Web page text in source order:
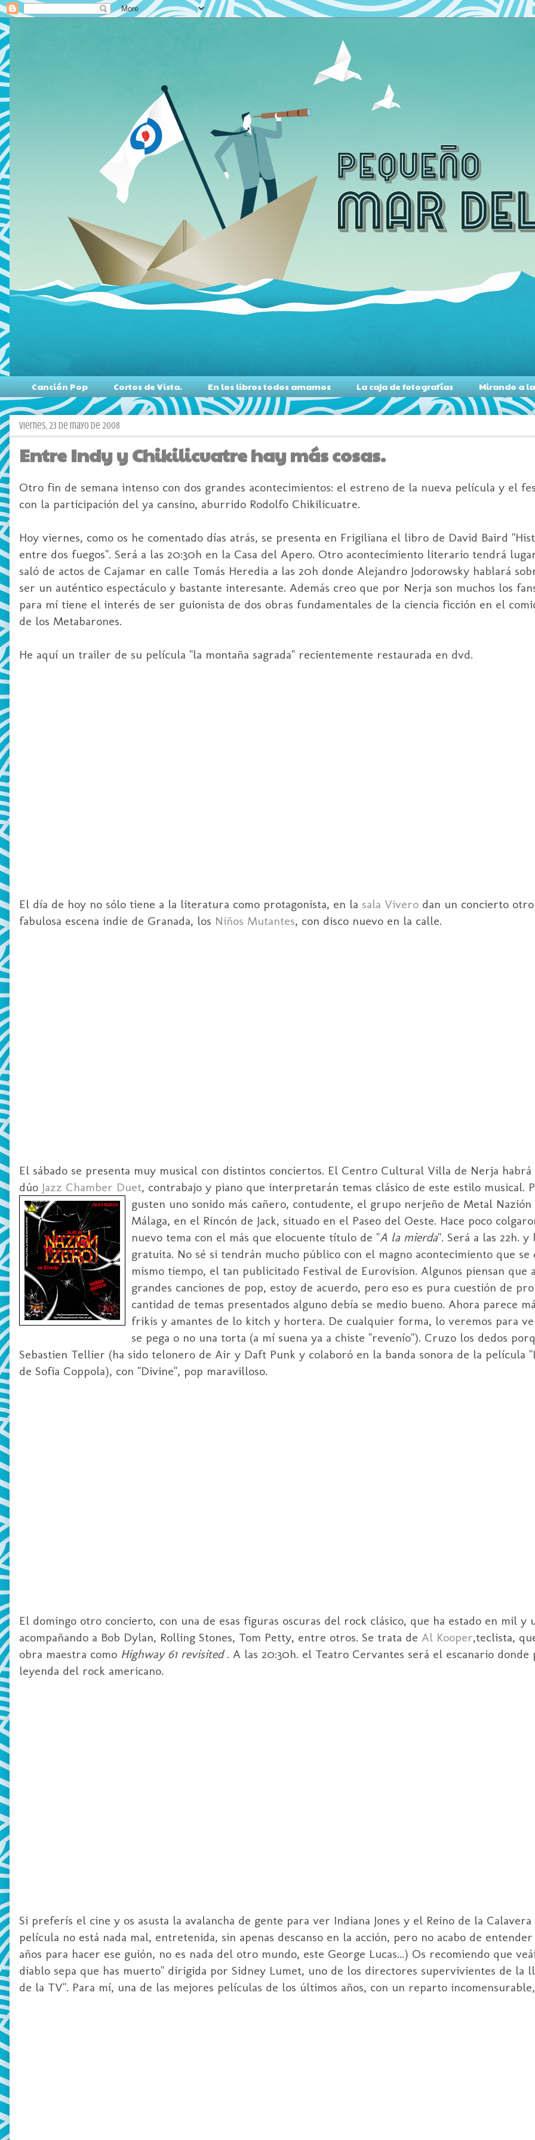
Canción Pop Cortos de Vista. En los libros todos amamos La caja de fotografías Mirando a
viernes, 23 de mayo de 2008
Entre Indy y Chikilicuatre hay más cosas.
Otro fin de semana intenso con dos grandes acontecimientos: el estreno de la nueva película y el
con la participación del ya cansino, aburrido Rodolfo Chikilicuatre.
Hoy viernes, como os he comentado días atrás, se presenta en Frigiliana el libro de David Baird
entre dos fuegos". Será a las 20:30h en la Casa del Apero. Otro acontecimiento literario tendrá
saló de actos de Cajamar en calle Tomás Heredia a las 20h donde Alejandro Jodorowsky hablará
ser un auténtico espectáculo y bastante interesante. Además creo que por Nerja son muchos los
para mí tiene el interés de ser guionista de dos obras fundamentales de la ciencia ficción en el
de los Metabarones.
He aquí un trailer de su película "la montaña sagrada" recientemente restaurada en dvd.
El día de hoy no sólo tiene a la literatura como protagonista, en la sala Vivero dan un concierto
fabulosa escena indie de Granada, los Niños Mutantes, con disco nuevo en la calle.
El sábado se presenta muy musical con distintos conciertos. El Centro Cultural Villa de Nerja habrá
dúo Jazz Chamber Duet, contrabajo y piano que interpretarán temas clásico de este estilo musical.
gusten uno sonido más cañero, contudente, el grupo nerjeño de Metal
Málaga, en el Rincón de Jack, situado en el Paseo del Oeste. Hace poco
nuevo tema con el más que elocuente título de "A la mierda". Será a las 22h.
gratuita. No sé si tendrán mucho público con el magno acontecimiento que se
mismo tiempo, el tan publicitado Festival de Eurovision. Algunos piensan que
grandes canciones de pop, estoy de acuerdo, pero eso es pura cuestión de
cantidad de temas presentados alguno debía se medio bueno. Ahora parece
frikis y amantes de lo kitch y hortera. De cualquier forma, lo veremos para
se pega o no una torta (a mí suena ya a chiste "revenío"). Cruzo los dedos
Sebastien Tellier (ha sido telonero de Air y Daft Punk y colaboró en la banda sonora de la película
de Sofia Coppola), con "Divine", pop maravilloso.
El domingo otro concierto, con una de esas figuras oscuras del rock clásico, que ha estado en mil y
acompañando a Bob Dylan, Rolling Stones, Tom Petty, entre otros. Se trata de Al Kooper,teclista,
obra maestra como Highway 61 revisited. A las 20:30h. el Teatro Cervantes será el escanario donde
leyenda del rock americano.
Si preferís el cine y os asusta la avalancha de gente para ver Indiana Jones y el Reino de la
película no está nada mal, entretenida, sin apenas descanso en la acción, pero no acabo de
años para hacer ese guión, no es nada del otro mundo, este George Lucas...) Os recomiendo que
diablo sepa que has muerto" dirigida por Sidney Lumet, uno de los directores supervivientes de la
de la TV". Para mí, una de las mejores películas de los últimos años, con un reparto